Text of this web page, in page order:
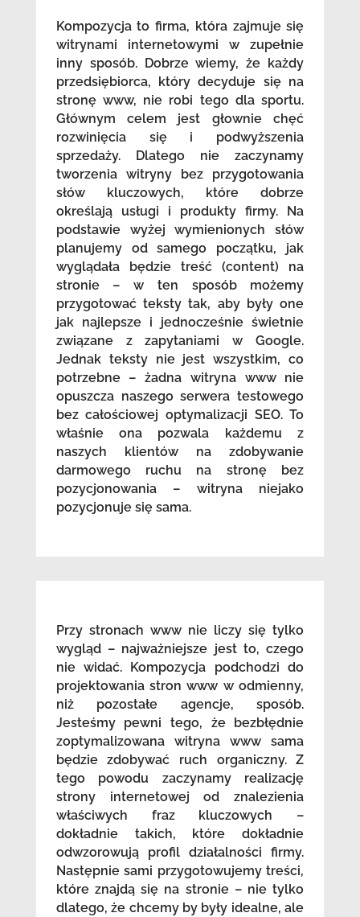
Kompozycja to firma, która zajmuje się
witrynami internetowymi w zupełnie
inny sposób. Dobrze wiemy, że każdy
przedsiębiorca, który decyduje się na
stronę www, nie robi tego dla sportu.
Głównym celem jest głownie chęć
rozwinięcia się i podwyższenia
sprzedaży. Dlatego nie zaczynamy
tworzenia witryny bez przygotowania
słów kluczowych, które dobrze
określają usługi i produkty firmy. Na
podstawie wyżej wymienionych słów
planujemy od samego początku, jak
wyglądała będzie treść (content) na
stronie – w ten sposób możemy
przygotować teksty tak, aby były one
jak najlepsze i jednocześnie świetnie
związane z zapytaniami w Google.
Jednak teksty nie jest wszystkim, co
potrzebne – żadna witryna www nie
opuszcza naszego serwera testowego
bez całościowej optymalizacji SEO. To
właśnie ona pozwala każdemu z
naszych klientów na zdobywanie
darmowego ruchu na stronę bez
pozycjonowania – witryna niejako
pozycjonuje się sama.
Przy stronach www nie liczy się tylko
wygląd – najważniejsze jest to, czego
nie widać. Kompozycja podchodzi do
projektowania stron www w odmienny,
niż pozostałe agencje, sposób.
Jesteśmy pewni tego, że bezbłędnie
zoptymalizowana witryna www sama
będzie zdobywać ruch organiczny. Z
tego powodu zaczynamy realizację
strony internetowej od znalezienia
właściwych fraz kluczowych –
dokładnie takich, które dokładnie
odwzorowują profil działalności firmy.
Następnie sami przygotowujemy treści,
które znajdą się na stronie – nie tylko
dlatego, że chcemy by były idealne, ale